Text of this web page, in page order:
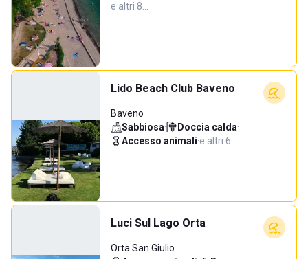
e altri 8…
Lido Beach Club Baveno
Baveno
Sabbiosa· Doccia calda·
Accesso animali·e altri 6…
Luci Sul Lago Orta
Orta San Giulio